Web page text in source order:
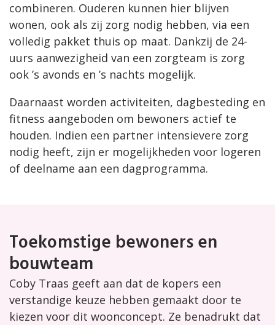
combineren. Ouderen kunnen hier blijven
wonen, ook als zij zorg nodig hebben, via een
volledig pakket thuis op maat. Dankzij de 24-
uurs aanwezigheid van een zorgteam is zorg
ook ’s avonds en ’s nachts mogelijk.
Daarnaast worden activiteiten, dagbesteding en
fitness aangeboden om bewoners actief te
houden. Indien een partner intensievere zorg
nodig heeft, zijn er mogelijkheden voor logeren
of deelname aan een dagprogramma.
Toekomstige bewoners en
bouwteam
Coby Traas geeft aan dat de kopers een
verstandige keuze hebben gemaakt door te
kiezen voor dit woonconcept. Ze benadrukt dat